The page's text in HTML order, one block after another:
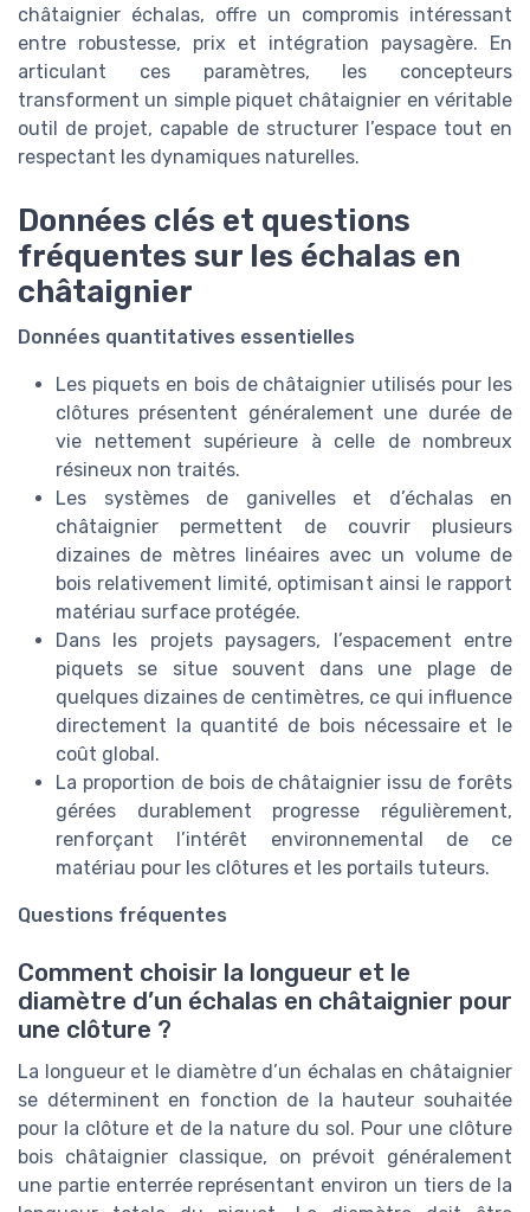
châtaignier échalas, offre un compromis intéressant
entre robustesse, prix et intégration paysagère. En
articulant ces paramètres, les concepteurs
transforment un simple piquet châtaignier en véritable
outil de projet, capable de structurer l’espace tout en
respectant les dynamiques naturelles.
Données clés et questions
fréquentes sur les échalas en
châtaignier
Données quantitatives essentielles
Les piquets en bois de châtaignier utilisés pour les
clôtures présentent généralement une durée de
vie nettement supérieure à celle de nombreux
résineux non traités.
Les systèmes de ganivelles et d’échalas en
châtaignier permettent de couvrir plusieurs
dizaines de mètres linéaires avec un volume de
bois relativement limité, optimisant ainsi le rapport
matériau surface protégée.
Dans les projets paysagers, l’espacement entre
piquets se situe souvent dans une plage de
quelques dizaines de centimètres, ce qui influence
directement la quantité de bois nécessaire et le
coût global.
La proportion de bois de châtaignier issu de forêts
gérées durablement progresse régulièrement,
renforçant l’intérêt environnemental de ce
matériau pour les clôtures et les portails tuteurs.
Questions fréquentes
Comment choisir la longueur et le
diamètre d’un échalas en châtaignier pour
une clôture ?
La longueur et le diamètre d’un échalas en châtaignier
se déterminent en fonction de la hauteur souhaitée
pour la clôture et de la nature du sol. Pour une clôture
bois châtaignier classique, on prévoit généralement
une partie enterrée représentant environ un tiers de la